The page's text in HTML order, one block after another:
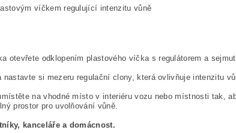
víčkem regulující intenzitu vůně
otevřete odklopením plastového víčka s regulátorem a
si mezeru regulační clony, která ovlivňuje intenzitu
na vhodné místo v interiéru vozu nebo místnosti tak,
prostor pro uvolňování vůně.
kanceláře a domácnost.